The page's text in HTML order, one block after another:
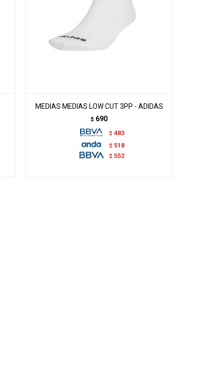
MEDIAS MEDIAS LOW CUT 3PP - ADIDAS
$ 690
$ 483
$ 518
$ 552